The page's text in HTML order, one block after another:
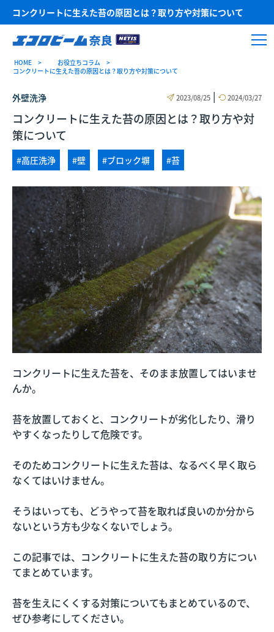
コンクリートに生えた苔の原因とは？取り方や対策について
HOME
お役立ちコラム
コンクリートに生えた苔の原因とは？取り方や対策について
外壁洗浄 2023/08/25 | 2024/03/27
コンクリートに生えた苔の原因とは？取り方や対
策について
#高圧洗浄 #壁 #ブロック塀 #苔
コンクリートに生えた苔を、そのまま放置してはいませ
んか。
苔を放置しておくと、コンクリートが劣化したり、滑り
やすくなったりして危険です。
そのためコンクリートに生えた苔は、なるべく早く取ら
なくてはいけません。
そうはいっても、どうやって苔を取れば良いのか分から
ないという方も少なくないでしょう。
この記事では、コンクリートに生えた苔の取り方につい
てまとめています。
苔を生えにくくする対策についてもまとめているので、
ぜひ参考にしてください。